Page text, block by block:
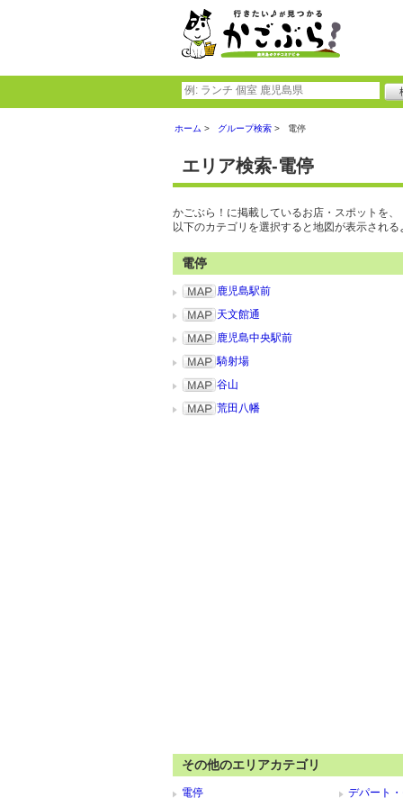
ホーム グループ検索 電停
エリア検索-電停
かごぶら！に掲載しているお店・スポットを、
以下のカテゴリを選択すると地図が表示される
電停
鹿児島駅前
天文館通
鹿児島中央駅前
騎射場
谷山
荒田八幡
その他のエリアカテゴリ
電停 デパート